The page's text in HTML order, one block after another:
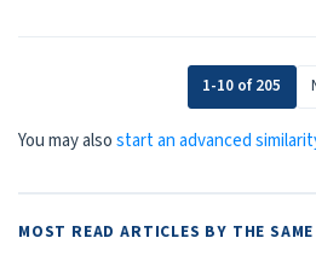
1-10 of 205
You may alsostart an advanced
MOST READ ARTICLES BY THE